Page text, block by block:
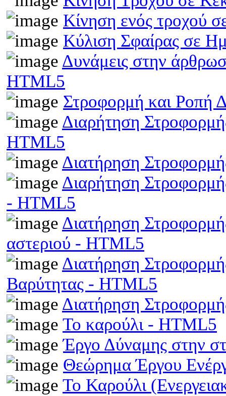
Κίνηση ενός τροχού
Κύλιση Σφαίρας σε
Δυνάμεις στην
HTML5
Στροφορμή και Ροπή
Διαρήτηση
HTML5
Διατήρηση
Διαρήτηση
- HTML5
Διατήρηση
αστεριού - HTML5
Διατήρηση
Βαρύτητας - HTML5
Διατήρηση
Το καρούλι - HTML5
Έργο Δύναμης στην
Θεώρημα Έργου
Το Καρούλι